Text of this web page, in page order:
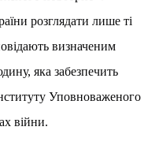
розглядати лише ті
визначеним
яка забезпечить
Уповноваженого
війни.